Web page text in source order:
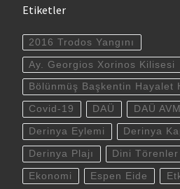
Etiketler
2016 Trodos Yangını
Ay. Georgios Xorinos Kilisesi
Bölünmüş Başkentin Hayalet
Covid-19 DAÜ DAÜ AVM
Derinya Eylemi Derinya
Derinya Plajı Dini Törenler
Ekonomi Espen Eide